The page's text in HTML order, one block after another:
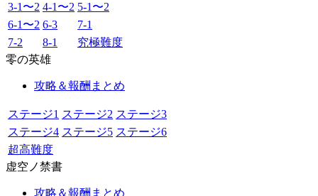
3-1〜2 4-1〜2 5-1〜2
6-1〜2 6-3
7-1
7-2
8-1
究極難度
零の英雄
攻略＆報酬まとめ
ステージ1 ステージ2 ステージ3
ステージ4 ステージ5 ステージ6
超高難度
虚空ノ禁書
攻略＆報酬まとめ